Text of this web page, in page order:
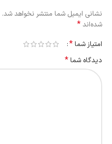
نشانی ایمیل شما منتشر نخواهد شد.
شده‌اند*
امتیاز شما*
دیدگاه شما*